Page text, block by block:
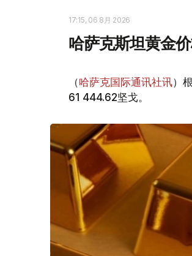
17:15, 06 8月 2026
哈萨克斯坦黄金
（哈萨克国际通讯社讯）
61 444.62坚戈。